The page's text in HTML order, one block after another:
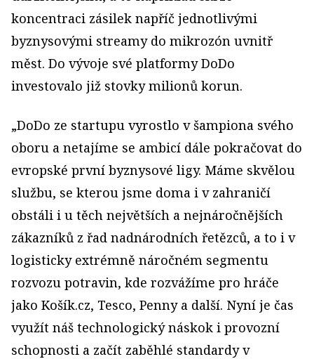
koncentraci zásilek napříč jednotlivými
byznysovými streamy do mikrozón uvnitř
měst. Do vývoje své platformy DoDo
investovalo již stovky milionů korun.
„DoDo ze startupu vyrostlo v šampiona svého
oboru a netajíme se ambicí dále pokračovat do
evropské první byznysové ligy. Máme skvělou
službu, se kterou jsme doma i v zahraničí
obstáli i u těch největších a nejnáročnějších
zákazníků z řad nadnárodních řetězců, a to i v
logisticky extrémně náročném segmentu
rozvozu potravin, kde rozvážíme pro hráče
jako Košík.cz, Tesco, Penny a další. Nyní je čas
využít náš technologický náskok i provozní
schopnosti a začít zaběhlé standardy v